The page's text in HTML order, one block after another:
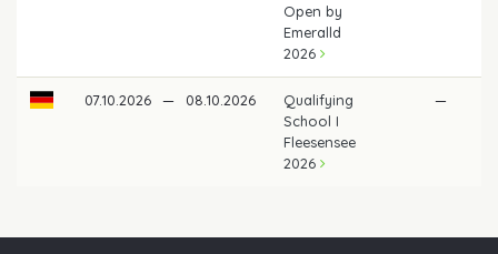
Open by
Emeralld
2026
07.10.2026 — 08.10.2026
Qualifying
School I
Fleesensee
2026
—